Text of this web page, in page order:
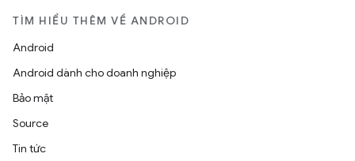
TÌM HIỂU THÊM VỀ ANDROID
Android
Android dành cho doanh nghiệp
Bảo mật
Source
Tin tức